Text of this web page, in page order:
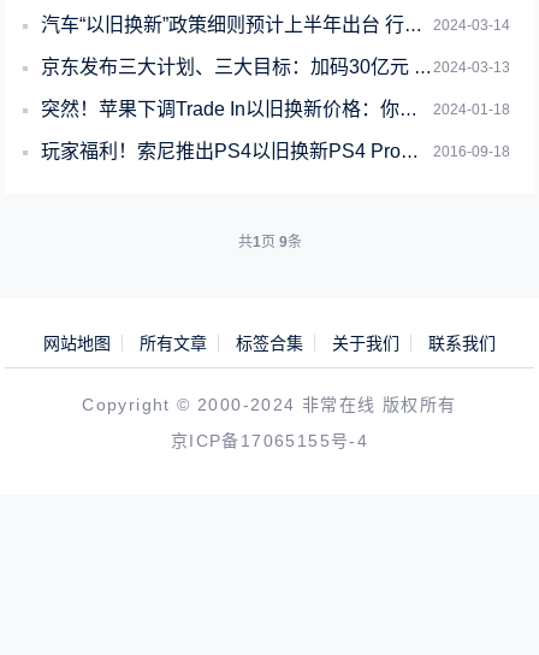
2024-03-14
汽车“以旧换新”政策细则预计上半年出台 行业人士：有望撬动千万辆级市场
2024-03-13
京东发布三大计划、三大目标：加码30亿元 开启全民“闭眼买”时代
2024-01-18
突然！苹果下调Trade In以旧换新价格：你的iPhone又贬值了
2016-09-18
玩家福利！索尼推出PS4以旧换新PS4 Pro活动
共1页 9条
网站地图 所有文章 标签合集 关于我们 联系我们
Copyright © 2000-2024 非常在线 版权所有
京ICP备17065155号-4